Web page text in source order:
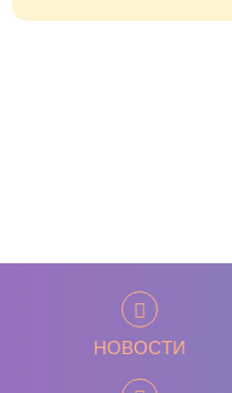
НОВОСТИ